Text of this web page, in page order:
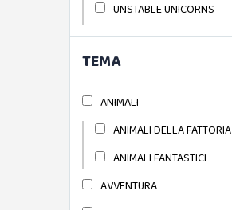
UNSTABLE UNICORNS
ZOMBICIDE
BLACKSANDS GAMES
CHESSEX
TEMA
ANIMALI
ANIMALI DELLA FATTORIA
ANIMALI FANTASTICI
AVVENTURA